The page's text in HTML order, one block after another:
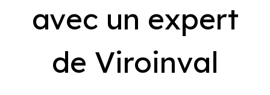
avec un expert
de Viroinval